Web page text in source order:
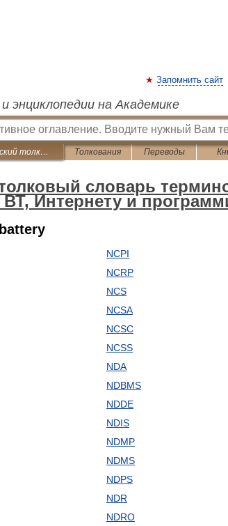
Запомнить сайт
энциклопедии на Академике
Англо-русский толковый словарь терминов и сокращений по ВТ, Интернету и программированию. Толкования Переводы
словарь
Интернету и
NCPI
NCRP
NCS
NCSA
NCSC
NCSS
NDA
NDBMS
NDDE
NDIS
NDMP
NDMS
NDPS
NDR
NDRO